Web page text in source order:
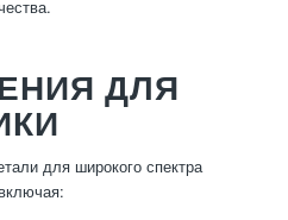
ДЛЯ
для широкого спектра